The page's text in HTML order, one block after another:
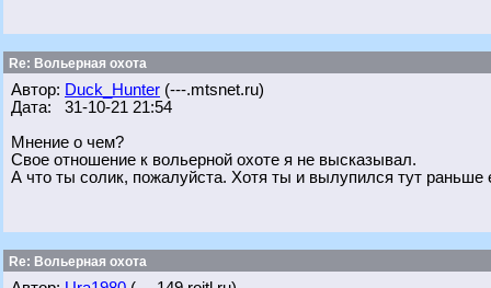
Re: Вольерная охота
Автор: Duck_Hunter (---.mtsnet.ru)
Дата: 31-10-21 21:54
Мнение о чем?
Свое отношение к вольерной охоте я не высказывал.
А что ты солик, пожалуйста. Хотя ты и вылупился тут раньше
Re: Вольерная охота